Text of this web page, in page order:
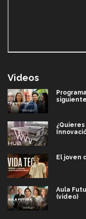
Videos
El joven
Aula
(video)